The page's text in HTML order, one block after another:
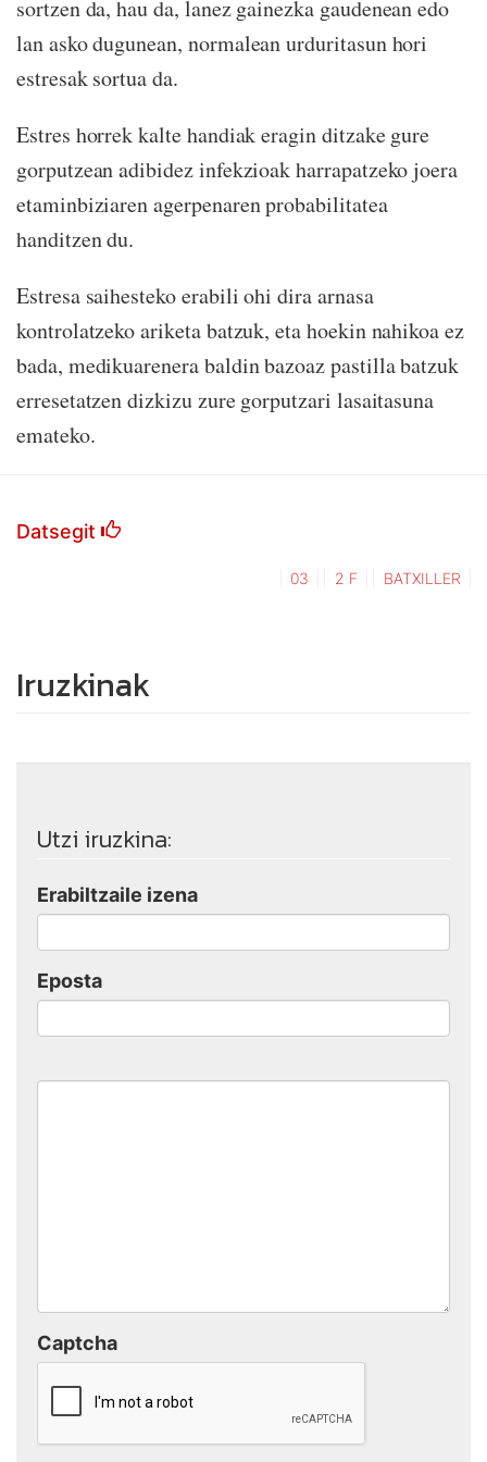
sortzen da, hau da, lanez gainezka gaudenean edo
lan asko dugunean, normalean urduritasun hori
estresak sortua da.
Estres horrek kalte handiak eragin ditzake gure
gorputzean adibidez infekzioak harrapatzeko joera
etaminbiziaren agerpenaren probabilitatea
handitzen du.
Estresa saihesteko erabili ohi dira arnasa
kontrolatzeko ariketa batzuk, eta hoekin nahikoa ez
bada, medikuarenera baldin bazoaz pastilla batzuk
erresetatzen dizkizu zure gorputzari lasaitasuna
emateko.
Datsegit
03 2 F BATXILLER
Iruzkinak
Utzi iruzkina:
Erabiltzaile izena
Eposta
Captcha